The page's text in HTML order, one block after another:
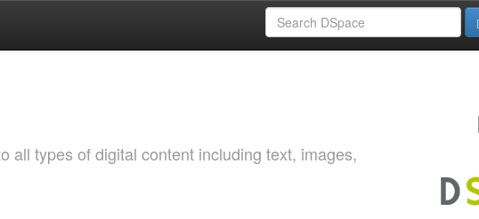
all types of digital content including text, images,